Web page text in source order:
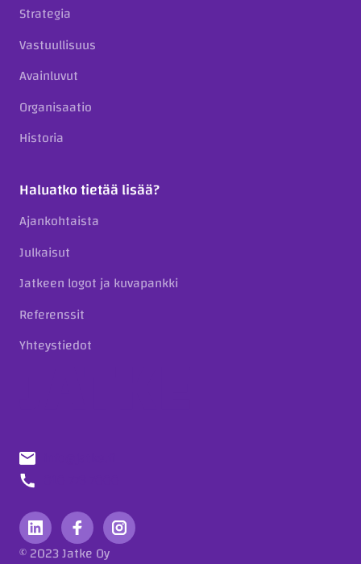
Strategia
Vastuullisuus
Avainluvut
Organisaatio
Historia
Haluatko tietää lisää?
Ajankohtaista
Julkaisut
Jatkeen logot ja kuvapankki
Referenssit
Yhteystiedot
© 2023 Jatke Oy